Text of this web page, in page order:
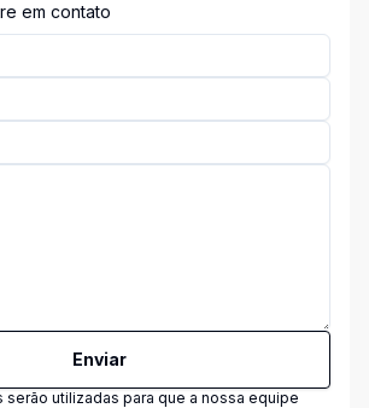
em contato
Enviar
serão utilizadas para que a nossa equipe